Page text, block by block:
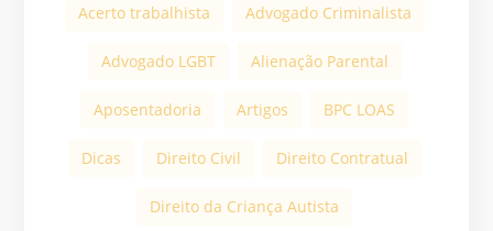
Acerto trabalhista Advogado Criminalista
Advogado LGBT Alienação Parental
Aposentadoria Artigos BPC LOAS
Dicas Direito Civil Direito Contratual
Direito da Criança Autista